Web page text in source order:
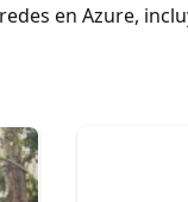
en Azure,